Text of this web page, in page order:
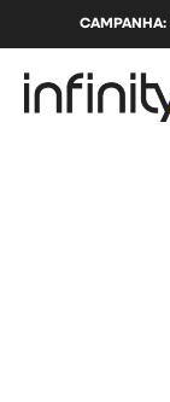
CAMPANHA: